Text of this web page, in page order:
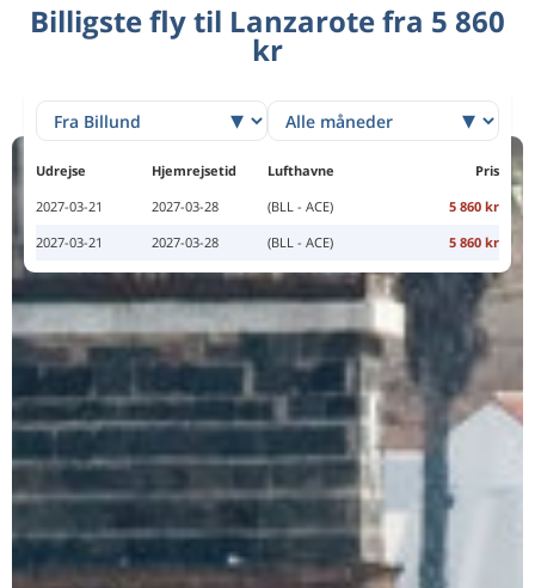
Billigste fly til Lanzarote fra 5 860
kr
Udrejse Hjemrejsetid Lufthavne
Pris
2027-03-21
2027-03-28 (BLL - ACE)
5 860 kr
2027-03-21
2027-03-28 (BLL - ACE) 5 860 kr